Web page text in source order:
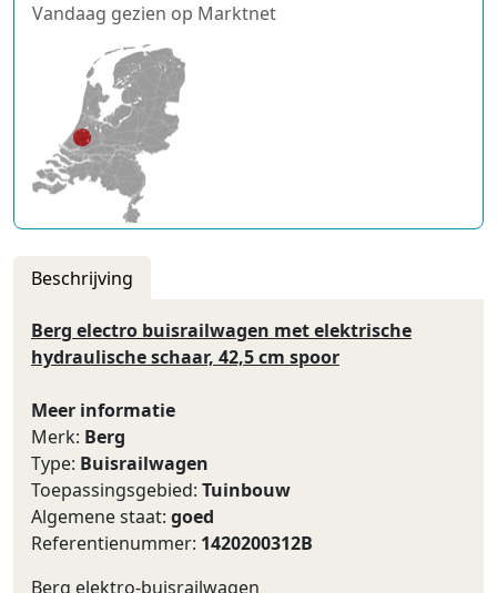
Vandaag gezien op Marktnet
Beschrijving
Berg electro buisrailwagen met elektrische
hydraulische schaar, 42,5 cm spoor
Meer informatie
Merk: Berg
Type: Buisrailwagen
Toepassingsgebied: Tuinbouw
Algemene staat: goed
Referentienummer: 1420200312B
Berg elektro-buisrailwagen